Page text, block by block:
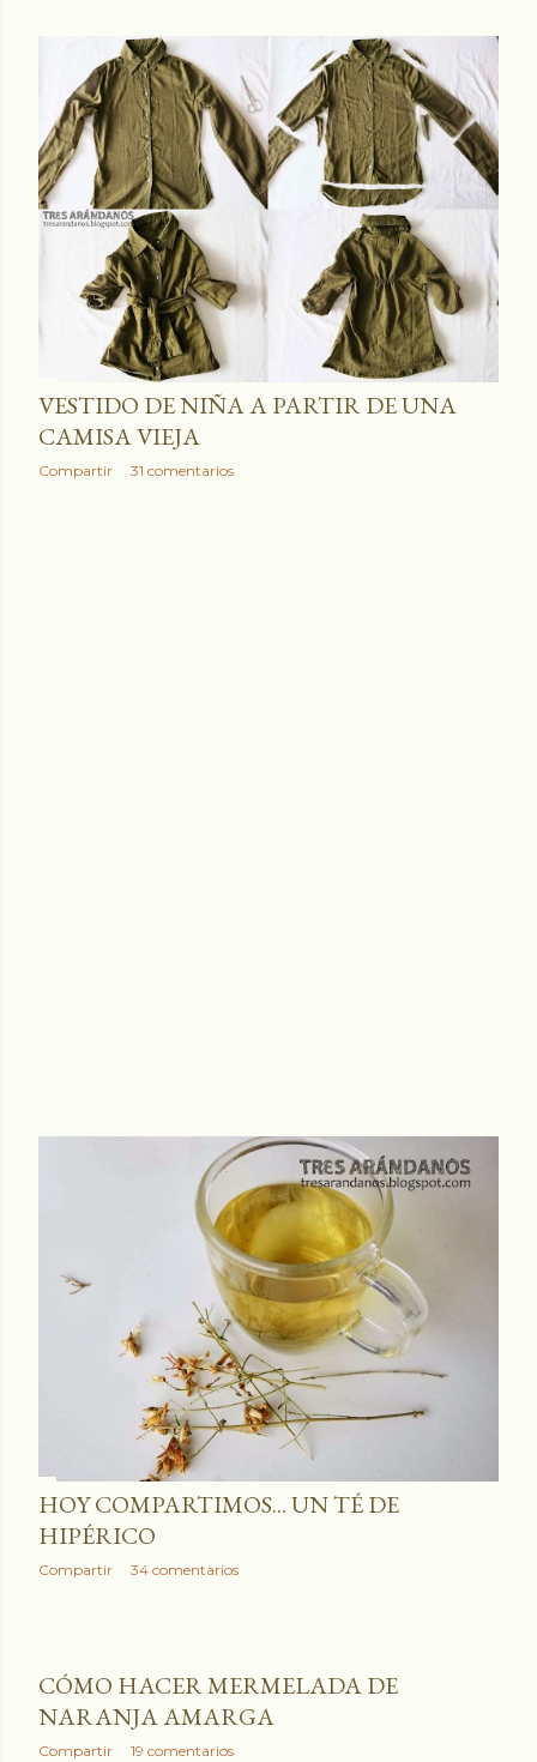
VESTIDO DE NIÑA A PARTIR DE UNA
CAMISA VIEJA
Compartir 31 comentarios
HOY COMPARTIMOS... UN TÉ DE
HIPÉRICO
Compartir 34 comentarios
CÓMO HACER MERMELADA DE
NARANJA AMARGA
Compartir 19 comentarios